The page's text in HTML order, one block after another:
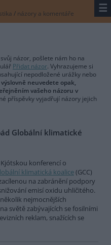
/ názory a komentáře ☰
názor, pošlete nám ho na
Přidat názor. Vyhrazujeme si
nepodložené urážky nebo
neuvedete opak,
vašeho názoru v
příspěvky vyjadřují názory jejich
Globální klimatické
konferencí o
klimatická koalice(GCC)
na zabránění podpory
emisí oxidu uhličitého.
nejmocnějších
světě zabývajících se fosilními
reklam, snažících se